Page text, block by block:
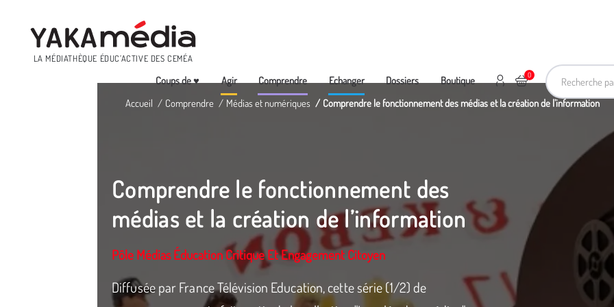
LA MÉDIATHÈQUE ÉDUC’ACTIVE DES CEMÉA
Recherche
Menu
Coups de ♥ Agir Comprendre Echanger Dossiers Boutique 0
Ajouter au panier
Mon compte
Accueil Comprendre Médias et numériques Comprendre le fonctionnement des médias et la création de l’information
Comprendre le fonctionnement des
médias et la création de l’information
Pôle Médias Éducation Critique Et Engagement Citoyen
Diffusée par France Télévision Education, cette série (1/2) de